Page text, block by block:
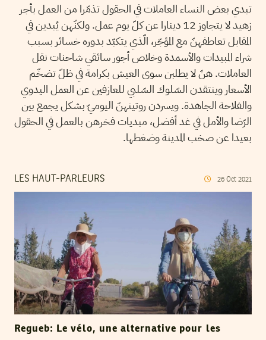
تبدي بعض النساء العاملات في الحقول تذمّرا من العمل بأجر
زهيد لا يتجاوز 12 دينارا عن كلّ يوم عمل. ولكنّهن يُبدين في
المقابل تعاطفهنّ مع المؤجّر، الّذي يتكبّد بدوره خسائر بسبب
شراء المبيدات والأسمدة وخلاص أجور سائقي شاحنات نقل
العاملات. هنّ لا يطلبن سوى العيش بكرامة في ظلّ تضخّم
الأسعار وينتقدن السّلوك السّلبي للعازفين عن العمل اليدوي
والفلاحة الجاهدة. ويسردن روتينهنّ اليوميّ بشكل يجمع بين
الرّضا والأمل في غد أفضل، مبديات فخرهن بالعمل في الحقول
بعيدا عن صخب المدينة وضغطها.
LES HAUT-PARLEURS 26 Oct 2021
Regueb: Le vélo, une alternative pour les